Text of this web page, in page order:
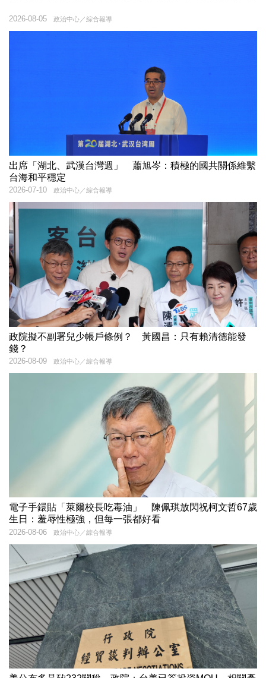
政治中心／綜合報導
2026-08-05
出席「湖北、武漢台灣週」 蕭旭岑：積極的國共關係維繫
台海和平穩定
政治中心／綜合報導
2026-07-10
政院擬不副署兒少帳戶條例？ 黃國昌：只有賴清德能發
錢？
政治中心／綜合報導
2026-08-09
電子手鐶貼「萊爾校長吃毒油」 陳佩琪放閃祝柯文哲67歲
生日：羞辱性極強，但每一張都好看
政治中心／綜合報導
2026-08-06